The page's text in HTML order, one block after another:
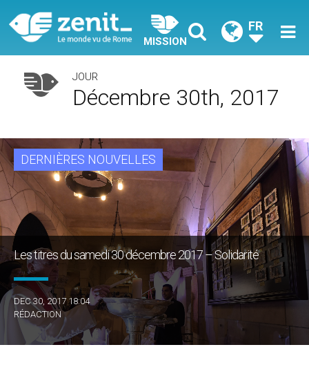
MISSION
FR
JOUR
Décembre 30th, 2017
DERNIÈRES NOUVELLES
Les titres du samedi 30 décembre 2017 – Solidarité
DEC 30, 2017 18:04
RÉDACTION